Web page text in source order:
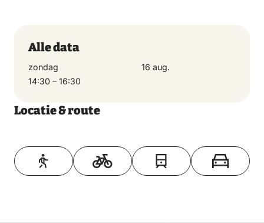
Alle data
zondag
16 aug.
14:30 – 16:30
Locatie & route
Toon op kaart